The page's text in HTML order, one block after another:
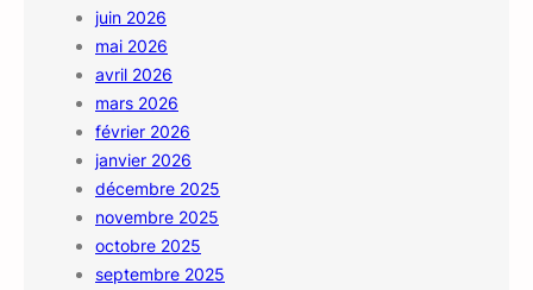
juin 2026
mai 2026
avril 2026
mars 2026
février 2026
janvier 2026
décembre 2025
novembre 2025
octobre 2025
septembre 2025